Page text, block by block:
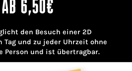
AB 6,50€
den Besuch einer 2D
Tag und zu jeder Uhrzeit ohne
Person und ist übertragbar.